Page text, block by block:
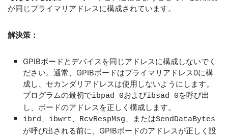
が同じプライマリアドレスに構成されています。
解決策：
GPIBボードとデバイスを同じアドレスに構成しないでく
ださい。通常、GPIBボードはプライマリアドレス0に構
成し、セカンダリアドレスは使用しないようにします。
プログラムの最初でibpad 0およびibsad 0を呼び出
し、ボードのアドレスを正しく構成します。
ibrd、ibwrt、RcvRespMsg、またはSendDataBytes
が呼び出される前に、GPIBボードのアドレスが正しく設